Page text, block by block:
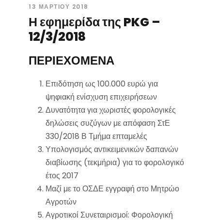
13 ΜΑΡΤΊΟΥ 2018
Η εφημερίδα της PKG –
12/3/2018
ΠΕΡΙΕΧΟΜΕΝΑ
Επιδότηση ως 100.000 ευρώ για
ψηφιακή ενίσχυση επιχειρήσεων
Δυνατότητα για χωριστές φορολογικές
δηλώσεις συζύγων με απόφαση ΣτΕ
330/2018 Β Τμήμα επταμελές
Υπολογισμός αντικειμενικών δαπανών
διαβίωσης (τεκμήρια) για το φορολογικό
έτος 2017
Μαζί με το ΟΣΔΕ εγγραφή στο Μητρώο
Αγροτών
Αγροτικοί Συνεταιρισμοί: Φορολογική